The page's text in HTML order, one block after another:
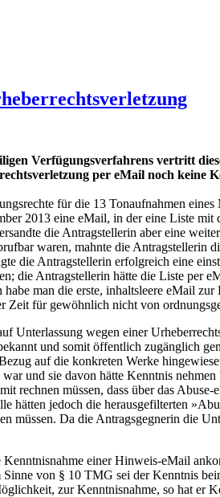
Verfügungsverfahrens vertritt
per eMail noch keine
für die 13 Tonaufnahmen
2013 eine eMail, in der eine Liste
die Antragstellerin aber eine
waren, mahnte die Antragstellerin
die Antragstellerin erfolgreich eine
die Antragstellerin hätte die Liste per
man die erste, inhaltsleere eMail
Zeit für gewöhnlich nicht von
Unterlassung wegen einer
und somit öffentlich zugänglich
auf die konkreten Werke
und sie davon hätte Kenntnis
rechnen müssen, dass über das
hätten jedoch die herausgefilterten
müssen. Da die Antragsgegnerin die
einer Hinweis-eMail
von § 10 TMG sei der Kenntnis
zur Kenntnisnahme, so hat er